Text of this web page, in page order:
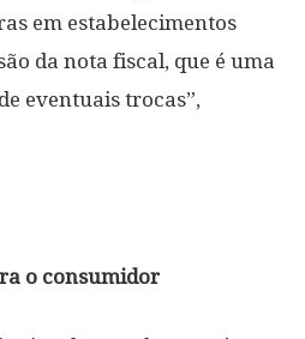
em estabelecimentos
da nota fiscal, que é uma
eventuais trocas”,
o consumidor